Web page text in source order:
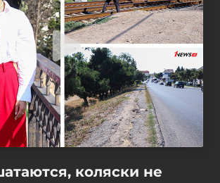
коляски не